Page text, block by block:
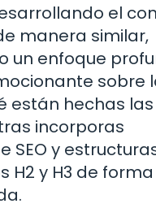
el
manera similar,
un enfoque
sobre
están hechas las
incorporas
SEO y
H2 y H3 de forma